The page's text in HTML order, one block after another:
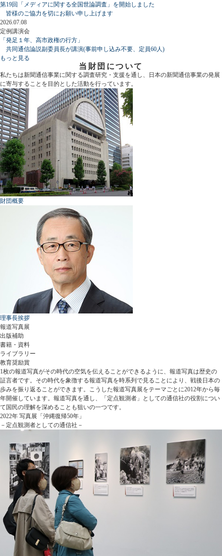
第19回「メディアに関する全国世論調査」を開始しました
皆様のご協力を切にお願い申し上げます
2026.07.08
定例講演会
「発足１年、高市政権の行方」
共同通信論説副委員長が講演(事前申し込み不要、定員60人)
もっと見る
当財団について
私たちは新聞通信事業に関する調査研究・支援を通し、日本の新聞通信事業の発展
に寄与することを目的とした活動を行っています。
財団概要
理事長挨拶
報道写真展
出版補助
書籍・資料
ライブラリー
教育奨励賞
1枚の報道写真がその時代の空気を伝えることができるように、報道写真は歴史の
証言者です。その時代を象徴する報道写真を時系列で見ることにより、戦後日本の
歩みを振り返ることができます。こうした報道写真展をテーマごとに2012年から毎
年開催しています。報道写真を通し、「定点観測者」としての通信社の役割につい
て国民の理解を深めることも狙いの一つです。
2022年 写真展「沖縄復帰50年」
－定点観測者としての通信社－